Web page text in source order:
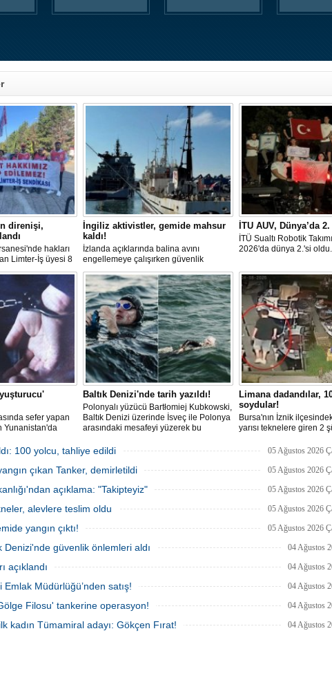
direnişi,
hakları
Limter-İş üyesi 8
verdi. İşveren,
tüm
kabul etti.
halinde
İngiliz aktivistler, gemide mahsur
kaldı!
İzlanda açıklarında balina avını
engellemeye çalışırken güvenlik
güçlerince durdurulan Bandero adlı
protesto gemisindeki 21 çevre aktivisti,
günlerdir gemiden çıkmalarına izin
verilmediğini ve temel haklarının ihlal
edildiğini öne sürdü. Mürettebatta iki
Britanyalı aktivist de bulunuyor.
İTU AUV, Dünya’da
İTÜ Sualtı Robotik
2026'da dünya 2.'si oldu.
sefer yapan
Yunanistan'da
Baltık Denizi'nde tarih yazıldı!
Polonyalı yüzücü Bartłomiej Kubkowski,
Baltık Denizi üzerinde İsveç ile Polonya
arasındaki mesafeyi yüzerek bu
Limana dadandılar,
soydular!
Bursa'nın İznik
yarısı teknelere giren 2
çaldı. Olay, güvenlik
jandarma inceleme
100 yolcu, tahliye edildi 05 Ağustos 2026
çıkan Tanker, demirletildi 05 Ağustos 2026
açıklama: "Takipteyiz" 05 Ağustos 2026
alevlere teslim oldu 05 Ağustos 2026
yangın çıktı! 05 Ağustos 2026
Denizi'nde güvenlik önlemleri aldı 04 Ağustos
açıklandı 04 Ağustos
Emlak Müdürlüğü’nden satış! 04 Ağustos
Filosu' tankerine operasyon! 04 Ağustos
kadın Tümamiral adayı: Gökçen Fırat! 04 Ağustos